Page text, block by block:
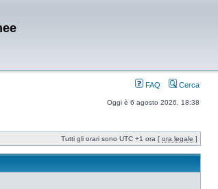
FAQ Cerca
Oggi è 6 agosto 2026, 18:38
Tutti gli orari sono UTC +1 ora [ ora legale ]